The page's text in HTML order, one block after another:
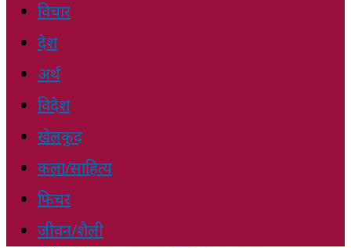
विचार
देश
अर्थ
विदेश
खेलकुद
कला/साहित्य
फिचर
जीवन/शैली